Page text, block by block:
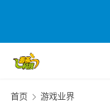
首页 游戏业界